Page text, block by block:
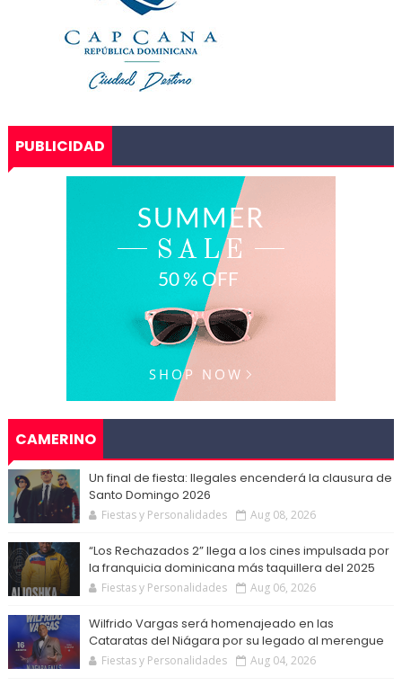
PUBLICIDAD
CAMERINO
Un final de fiesta: Ilegales encenderá la clausura de
Santo Domingo 2026
Fiestas y Personalidades Aug 08, 2026
“Los Rechazados 2” llega a los cines impulsada por
la franquicia dominicana más taquillera del 2025
Fiestas y Personalidades Aug 06, 2026
Wilfrido Vargas será homenajeado en las
Cataratas del Niágara por su legado al merengue
Fiestas y Personalidades Aug 04, 2026